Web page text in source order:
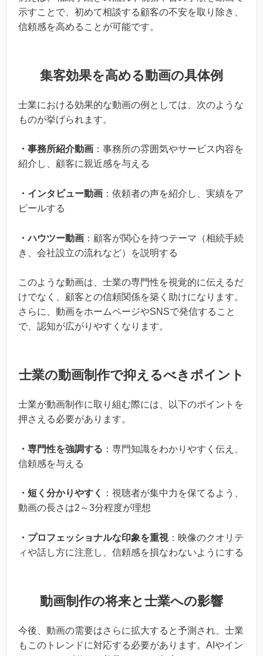
示すことで、初めて相談する顧客の不安を取り除き、
信頼感を高めることが可能です。
集客効果を高める動画の具体例
士業における効果的な動画の例としては、次のような
ものが挙げられます。
・事務所紹介動画 ：事務所の雰囲気やサービス内容を
紹介し、顧客に親近感を与える
・インタビュー動画 ：依頼者の声を紹介し、実績をア
ピールする
・ハウツー動画 ：顧客が関心を持つテーマ（相続手続
き、会社設立の流れなど）を説明する
このような動画は、士業の専門性を視覚的に伝えるだ
けでなく、顧客との信頼関係を築く助けになります。
さらに、動画をホームページやSNSで発信すること
で、認知が広がりやすくなります。
士業の動画制作で抑えるべきポイント
士業が動画制作に取り組む際には、以下のポイントを
押さえる必要があります。
・専門性を強調する ：専門知識をわかりやすく伝え、
信頼感を与える
・短く分かりやすく
：視聴者が集中力を保てるよう、
動画の長さは2～3分程度が理想
・プロフェッショナルな印象を重視 ：映像のクオリテ
ィや話し方に注意し、信頼感を損なわないようにする
動画制作の将来と士業への影響
今後、動画の需要はさらに拡大すると予測され、士業
もこのトレンドに対応する必要があります。AIやイン